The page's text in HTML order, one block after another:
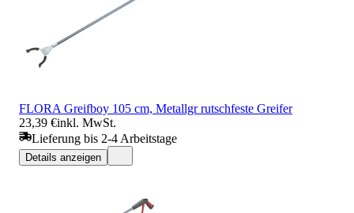
FLORA Greifboy 105 cm, Metallgr rutschfeste Greifer
23,39 €inkl. MwSt.
Lieferung bis 2-4 Arbeitstage
Details anzeigen